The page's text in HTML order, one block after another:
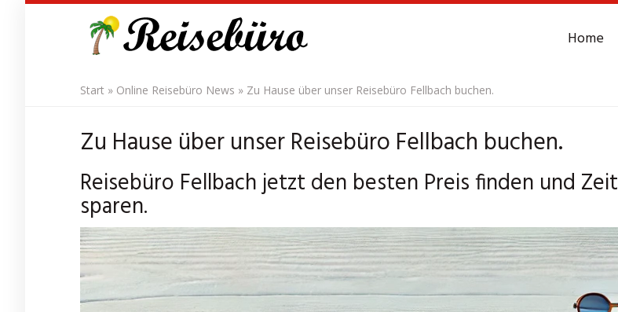
Home
Start » Online Reisebüro News » Zu Hause über unser Reisebüro Fellbach buchen.
Zu Hause über unser Reisebüro Fellbach buchen.
Reisebüro Fellbach jetzt den besten Preis finden und Zeit
sparen.